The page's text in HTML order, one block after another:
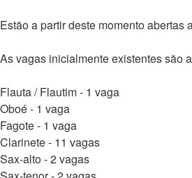
Estão a partir deste momento
As vagas inicialmente existentes são
Flauta / Flautim - 1 vaga
Oboé - 1 vaga
Fagote - 1 vaga
Clarinete - 11 vagas
Sax-alto - 2 vagas